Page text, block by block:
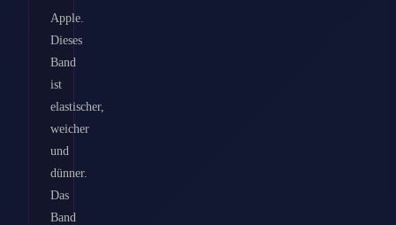
Apple.
Dieses
Band
ist
elastischer,
weicher
und
dünner.
Das
Band